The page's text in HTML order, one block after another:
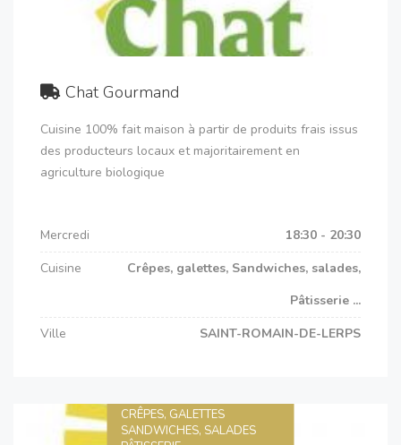
Chat Gourmand
Cuisine 100% fait maison à partir de produits frais issus
des producteurs locaux et majoritairement en
agriculture biologique
Mercredi
18:30 - 20:30
Cuisine
Crêpes, galettes, Sandwiches, salades,
Pâtisserie ...
Ville
SAINT-ROMAIN-DE-LERPS
CRÊPES, GALETTES
SANDWICHES, SALADES